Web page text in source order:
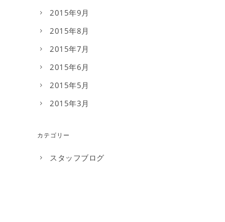
2015年9月
2015年8月
2015年7月
2015年6月
2015年5月
2015年3月
カテゴリー
スタッフブログ